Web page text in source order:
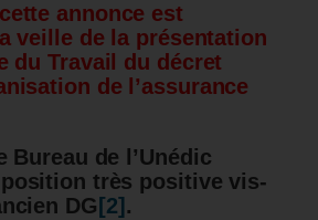
annonce est
veille de la présentation
du Travail du décret
de l’assurance
Bureau de l’Unédic
très positive vis-
DG [2] .